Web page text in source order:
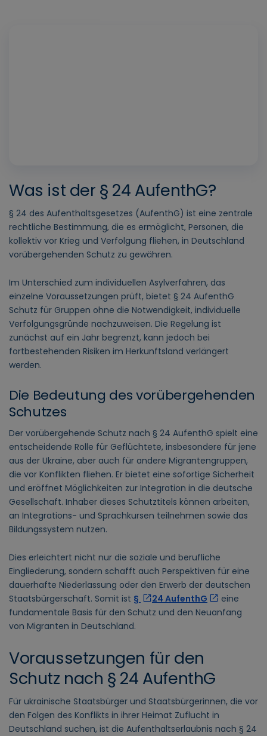
Was ist der § 24 AufenthG?
§ 24 des Aufenthaltsgesetzes (AufenthG) ist eine zentrale
rechtliche Bestimmung, die es ermöglicht, Personen, die
kollektiv vor Krieg und Verfolgung fliehen, in Deutschland
vorübergehenden Schutz zu gewähren.
Im Unterschied zum individuellen Asylverfahren, das
einzelne Voraussetzungen prüft, bietet § 24 AufenthG
Schutz für Gruppen ohne die Notwendigkeit, individuelle
Verfolgungsgründe nachzuweisen. Die Regelung ist
zunächst auf ein Jahr begrenzt, kann jedoch bei
fortbestehenden Risiken im Herkunftsland verlängert
werden.
Die Bedeutung des vorübergehenden
Schutzes
Der vorübergehende Schutz nach § 24 AufenthG spielt eine
entscheidende Rolle für Geflüchtete, insbesondere für jene
aus der Ukraine, aber auch für andere Migrantengruppen,
die vor Konflikten fliehen. Er bietet eine sofortige Sicherheit
und eröffnet Möglichkeiten zur Integration in die deutsche
Gesellschaft. Inhaber dieses Schutztitels können arbeiten,
an Integrations- und Sprachkursen teilnehmen sowie das
Bildungssystem nutzen.
Dies erleichtert nicht nur die soziale und berufliche
Eingliederung, sondern schafft auch Perspektiven für eine
dauerhafte Niederlassung oder den Erwerb der deutschen
Staatsbürgerschaft. Somit ist § 24 AufenthG
eine
fundamentale Basis für den Schutz und den Neuanfang
von Migranten in Deutschland.
Voraussetzungen für den
Schutz nach § 24 AufenthG
Für ukrainische Staatsbürger und Staatsbürgerinnen, die vor
den Folgen des Konflikts in ihrer Heimat Zuflucht in
Deutschland suchen, ist die Aufenthaltserlaubnis nach § 24